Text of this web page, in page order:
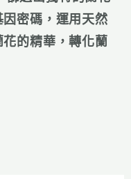
密碼，運用天然
的精華，轉化蘭